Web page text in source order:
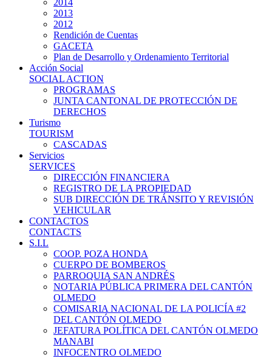
2014
2013
2012
Rendición de Cuentas
GACETA
Plan de Desarrollo y Ordenamiento Territorial
Acción Social
SOCIAL ACTION
PROGRAMAS
JUNTA CANTONAL DE PROTECCIÓN DE
DERECHOS
Turismo
TOURISM
CASCADAS
Servicios
SERVICES
DIRECCIÓN FINANCIERA
REGISTRO DE LA PROPIEDAD
SUB DIRECCIÓN DE TRÁNSITO Y REVISIÓN
VEHICULAR
CONTACTOS
CONTACTS
S.I.L
COOP. POZA HONDA
CUERPO DE BOMBEROS
PARROQUIA SAN ANDRÉS
NOTARIA PÚBLICA PRIMERA DEL CANTÓN
OLMEDO
COMISARIA NACIONAL DE LA POLICÍA #2
DEL CANTÓN OLMEDO
JEFATURA POLÍTICA DEL CANTÓN OLMEDO
MANABI
INFOCENTRO OLMEDO